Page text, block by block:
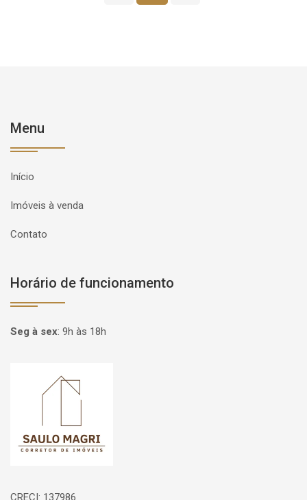
Menu
Início
Imóveis à venda
Contato
Horário de funcionamento
Seg à sex: 9h às 18h
Página inicial
CRECI: 137986